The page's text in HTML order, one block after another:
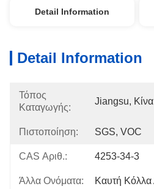
Detail Information
Detail Information
Τόπος
Καταγωγής:
Jiangsu, Κίνα
Πιστοποίηση: SGS, VOC
CAS Αριθ.: 4253-34-3
Άλλα Ονόματα: Καυτή